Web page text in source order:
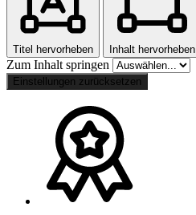
Titel hervorheben Inhalt hervorheben
Zum Inhalt springen
Einstellungen zurücksetzen